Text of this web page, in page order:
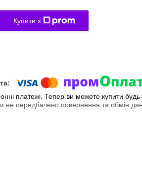
Купити з
платежі. Тепер ви можете купити
не передбачено повернення та обмін